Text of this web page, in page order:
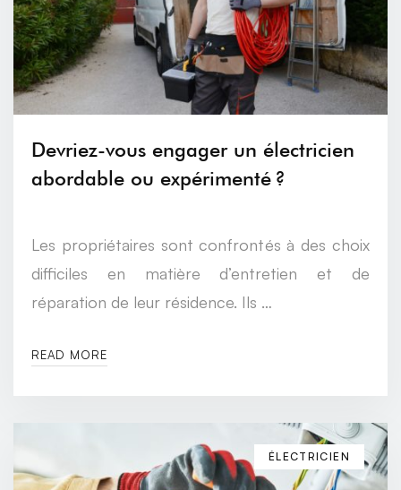
Devriez-vous engager un électricien
abordable ou expérimenté ?
Les propriétaires sont confrontés à des choix
difficiles en matière d’entretien et de
réparation de leur résidence. Ils …
READ MORE
ÉLECTRICIEN